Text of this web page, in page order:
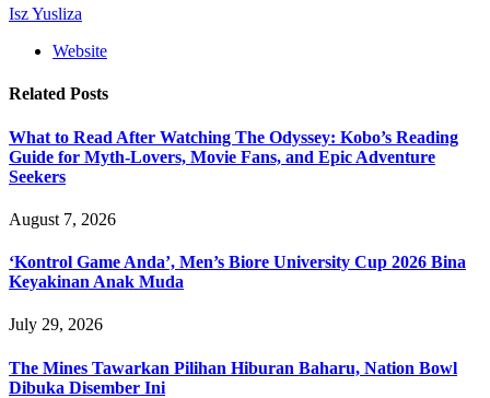
Isz Yusliza
Website
Related Posts
What to Read After Watching The Odyssey: Kobo’s Reading
Guide for Myth-Lovers, Movie Fans, and Epic Adventure
Seekers
August 7, 2026
‘Kontrol Game Anda’, Men’s Biore University Cup 2026 Bina
Keyakinan Anak Muda
July 29, 2026
The Mines Tawarkan Pilihan Hiburan Baharu, Nation Bowl
Dibuka Disember Ini